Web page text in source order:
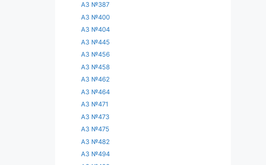
АЗ №387
АЗ №400
АЗ №404
АЗ №445
АЗ №456
АЗ №458
АЗ №462
АЗ №464
АЗ №471
АЗ №473
АЗ №475
АЗ №482
АЗ №494